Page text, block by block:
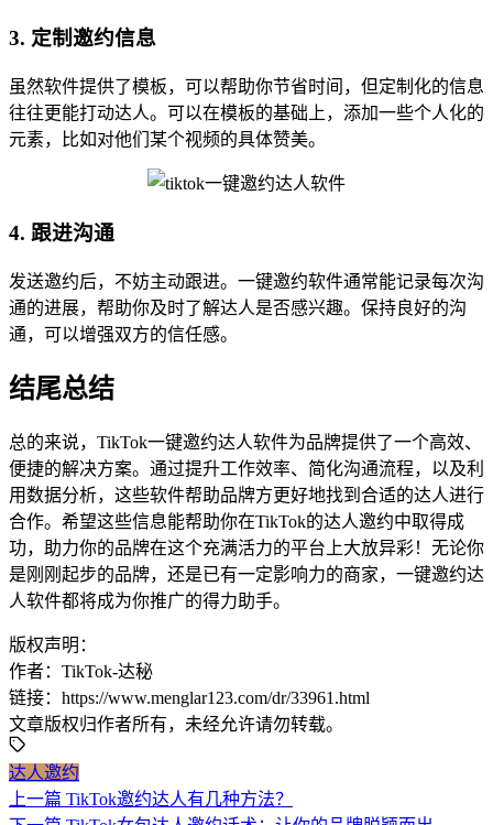
3. 定制邀约信息
虽然软件提供了模板，可以帮助你节省时间，但定制化的信息
往往更能打动达人。可以在模板的基础上，添加一些个人化的
元素，比如对他们某个视频的具体赞美。
4. 跟进沟通
发送邀约后，不妨主动跟进。一键邀约软件通常能记录每次沟
通的进展，帮助你及时了解达人是否感兴趣。保持良好的沟
通，可以增强双方的信任感。
结尾总结
总的来说，TikTok一键邀约达人软件为品牌提供了一个高效、
便捷的解决方案。通过提升工作效率、简化沟通流程，以及利
用数据分析，这些软件帮助品牌方更好地找到合适的达人进行
合作。希望这些信息能帮助你在TikTok的达人邀约中取得成
功，助力你的品牌在这个充满活力的平台上大放异彩！无论你
是刚刚起步的品牌，还是已有一定影响力的商家，一键邀约达
人软件都将成为你推广的得力助手。
版权声明：
作者：TikTok-达秘
链接：https://www.menglar123.com/dr/33961.html
文章版权归作者所有，未经允许请勿转载。
达人邀约
上一篇 TikTok邀约达人有几种方法？